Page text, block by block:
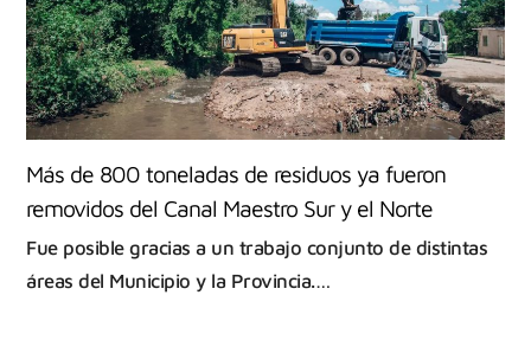
Más de 800 toneladas de residuos ya fueron
removidos del Canal Maestro Sur y el Norte
Fue posible gracias a un trabajo conjunto de distintas
áreas del Municipio y la Provincia.…